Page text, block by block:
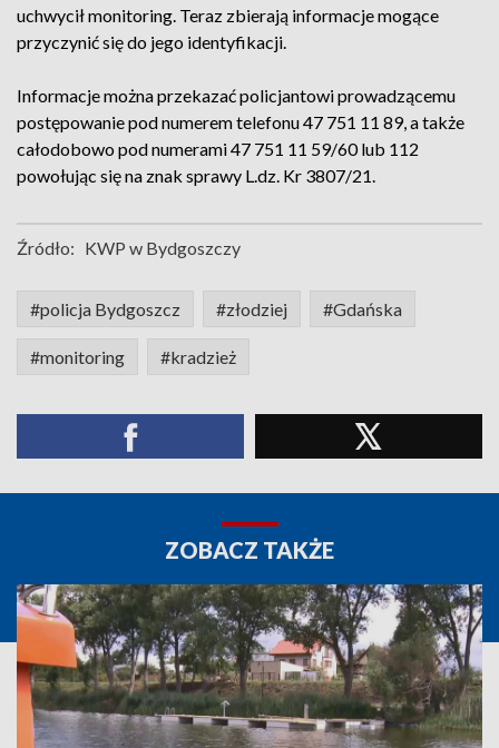
uchwycił monitoring. Teraz zbierają informacje mogące
przyczynić się do jego identyfikacji.
Informacje można przekazać policjantowi prowadzącemu
postępowanie pod numerem telefonu 47 751 11 89, a także
całodobowo pod numerami 47 751 11 59/60 lub 112
powołując się na znak sprawy L.dz. Kr 3807/21.
Źródło: KWP w Bydgoszczy
#policja Bydgoszcz #złodziej #Gdańska
#monitoring #kradzież
ZOBACZ TAKŻE